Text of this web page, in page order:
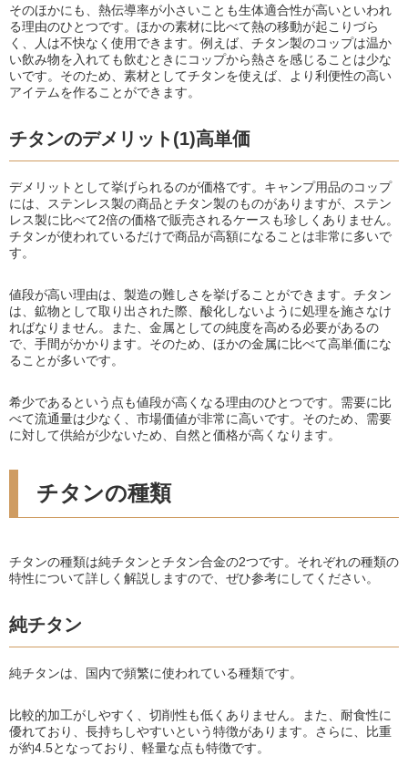
そのほかにも、熱伝導率が小さいことも生体適合性が高いといわれ
る理由のひとつです。ほかの素材に比べて熱の移動が起こりづら
く、人は不快なく使用できます。例えば、チタン製のコップは温か
い飲み物を入れても飲むときにコップから熱さを感じることは少な
いです。そのため、素材としてチタンを使えば、より利便性の高い
アイテムを作ることができます。
チタンのデメリット(1)高単価
デメリットとして挙げられるのが価格です。キャンプ用品のコップ
には、ステンレス製の商品とチタン製のものがありますが、ステン
レス製に比べて2倍の価格で販売されるケースも珍しくありません。
チタンが使われているだけで商品が高額になることは非常に多いで
す。
値段が高い理由は、製造の難しさを挙げることができます。チタン
は、鉱物として取り出された際、酸化しないように処理を施さなけ
ればなりません。また、金属としての純度を高める必要があるの
で、手間がかかります。そのため、ほかの金属に比べて高単価にな
ることが多いです。
希少であるという点も値段が高くなる理由のひとつです。需要に比
べて流通量は少なく、市場価値が非常に高いです。そのため、需要
に対して供給が少ないため、自然と価格が高くなります。
チタンの種類
チタンの種類は純チタンとチタン合金の2つです。それぞれの種類の
特性について詳しく解説しますので、ぜひ参考にしてください。
純チタン
純チタンは、国内で頻繁に使われている種類です。
比較的加工がしやすく、切削性も低くありません。また、耐食性に
優れており、長持ちしやすいという特徴があります。さらに、比重
が約4.5となっており、軽量な点も特徴です。